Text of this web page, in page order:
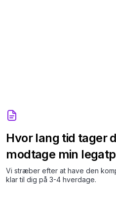
Hvor lang tid tager
modtage min
Vi stræber efter at have den
klar til dig på 3-4 hverdage.